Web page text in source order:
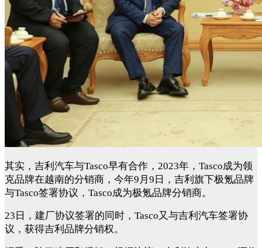
其实，吉利汽车与Tasco早有合作，2023年， Tasco成为领
克品牌在越南的分销商，今年9月9日，吉利旗下极氪品牌
与Tasco签署协议，Tasco成为极氪品牌分销商。
23日，建厂协议签署的同时，Tasco又与吉利汽车签署协
议，获得吉利品牌分销权。